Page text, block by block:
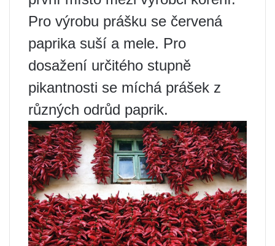
Pro výrobu prášku se červená
paprika suší a mele. Pro
dosažení určitého stupně
pikantnosti se míchá prášek z
různých odrůd paprik.